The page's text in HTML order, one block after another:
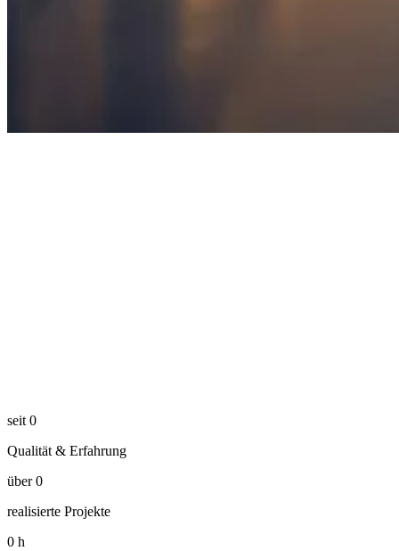
seit 0
Qualität & Erfahrung
über 0
realisierte Projekte
0 h